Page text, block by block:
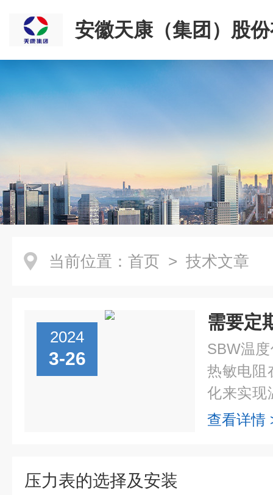
安徽天康（集团）股
司
当前位置： 首页 > 技术文章
2024
3-26
SBW温
热敏电阻
化来实现
敏度取决
查看详情
压力表的选择及安装